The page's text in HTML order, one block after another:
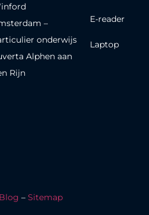
–
onderwijs
Alphen aan
Rijn
E-reader
Laptop
Blog – Sitemap